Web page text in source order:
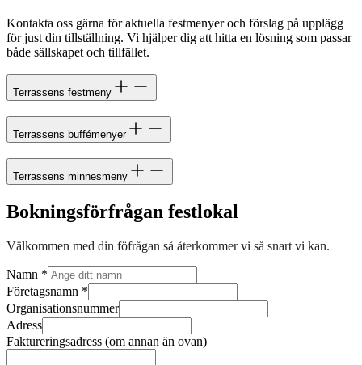
Kontakta oss gärna för aktuella festmenyer och förslag på upplägg
för just din tillställning. Vi hjälper dig att hitta en lösning som passar
både sällskapet och tillfället.
Terrassens festmeny
Terrassens buffémenyer
Terrassens minnesmeny
Bokningsförfrågan festlokal
Välkommen med din föfrågan så återkommer vi så snart vi kan.
Namn *
Företagsnamn *
Organisationsnummer
Adress
Faktureringsadress (om annan än ovan)